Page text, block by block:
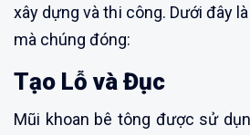
xây dựng và thi công. Dưới đây
mà chúng đóng:
Tạo Lỗ và Đục
Mũi khoan bê tông được sử